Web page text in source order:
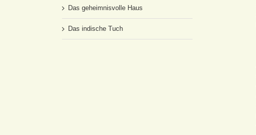
Das geheimnisvolle Haus
Das indische Tuch